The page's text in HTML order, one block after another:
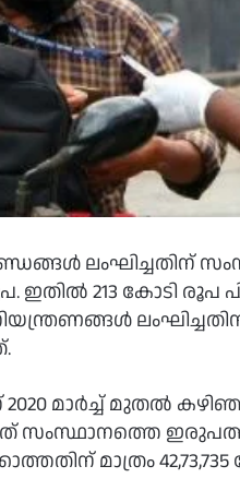
ലംഘിച്ചതിന്
ഇതില്‍ 213 കോടി രൂപ
മാര്‍ച്ച്‌ മുതല്‍ കഴിഞ്ഞ
സംസ്ഥാനത്തെ
മാത്രം